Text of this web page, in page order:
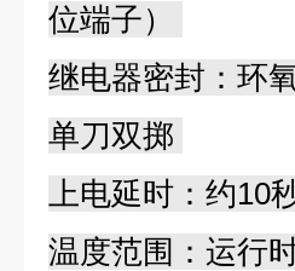
位端子）
继电器密封：环
单刀双掷
上电延时：约10
温度范围：运